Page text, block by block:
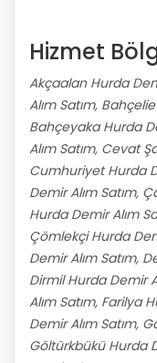
Hizmet
Akçaalan Hurda
Alım Satım,
Bahçeyaka Hurda
Alım Satım, Cevat
Cumhuriyet Hurda
Demir Alım Satım,
Hurda Demir Alım
Çömlekçi Hurda
Demir Alım Satım,
Dirmil Hurda Demir
Alım Satım, Farilya
Demir Alım Satım,
Göltürkbükü Hurda